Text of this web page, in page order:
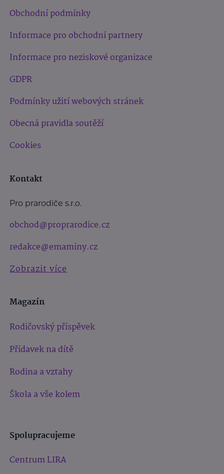
Obchodní podmínky
Informace pro obchodní partnery
Informace pro neziskové organizace
GDPR
Podmínky užití webových stránek
Obecná pravidla soutěží
Cookies
Kontakt
Pro prarodiče s.r.o.
obchod@proprarodice.cz
redakce@emaminy.cz
Zobrazit více
Magazín
Rodičovský příspěvek
Přídavek na dítě
Rodina a vztahy
Škola a vše kolem
Spolupracujeme
Centrum LIRA